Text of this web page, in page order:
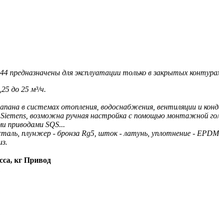
предназначены для эксплуатации только в закрытых
до 25 м³/ч.
в системах отопления, водоснабжения, вентиляции и
возможна ручная настройка с помощью монтажной
приводами SQS...
плунжер - бронза Rg5, шток - латунь, уплотнение -
кг Привод